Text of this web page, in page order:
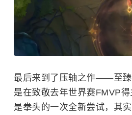
最后来到了压轴之作——至臻
是在致敬去年世界赛FMVP
是拳头的一次全新尝试，其